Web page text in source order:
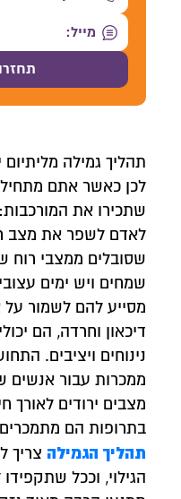
תהליך גמילה
לכן כאשר אתם
שתכירו את
לאדם לשפר את מצב
שסובלים ממצבי רוח
שמחים ויש ימים
מסייע להם לשמור על
דיכאון וחרדה, הם
נינוחים ויציבים.
ממכרות עבור אנשים
מצבים ירודים לאורך
בתרופות הם
תהליך הגמילה צריך
הגילוי, וככל